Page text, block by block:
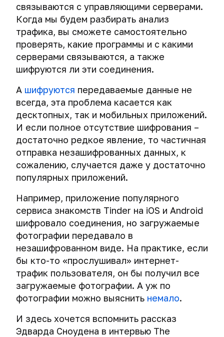
связываются с управляющими серверами.
Когда мы будем разбирать анализ
трафика, вы сможете самостоятельно
проверять, какие программы и с какими
серверами связываются, а также
шифруются ли эти соединения.
А шифруются передаваемые данные не
всегда, эта проблема касается как
десктопных, так и мобильных приложений.
И если полное отсутствие шифрования –
достаточно редкое явление, то частичная
отправка незашифрованных данных, к
сожалению, случается даже у достаточно
популярных приложений.
Например, приложение популярного
сервиса знакомств Tinder на iOS и Android
шифровало соединения, но загружаемые
фотографии передавало в
незашифрованном виде. На практике, если
бы кто-то «прослушивал» интернет-
трафик пользователя, он бы получил все
загружаемые фотографии. А уж по
фотографии можно выяснить немало.
И здесь хочется вспомнить рассказ
Эдварда Сноудена в интервью The